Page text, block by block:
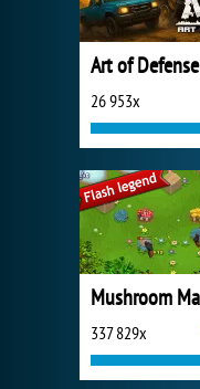
Art of Defense
26 953x
337 829x